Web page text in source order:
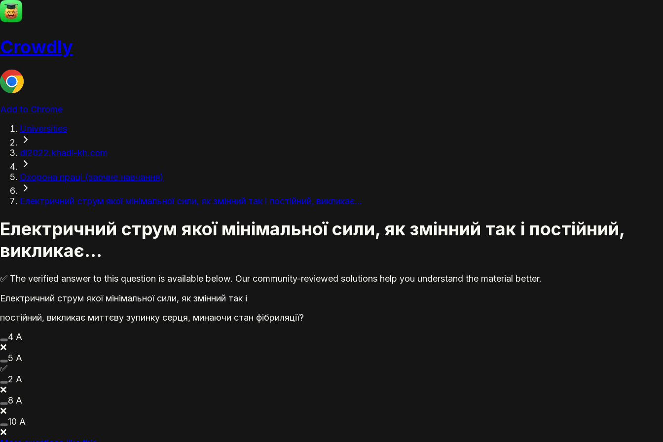
Crowdly
Add to Chrome
Universities
dl2022.khadi-kh.com
Охорона праці (заочне навчання)
Електричний струм якої мінімальної сили, як змінний так і постійний, викликає...
Електричний струм якої мінімальної сили, як змінний так і постійний,
викликає...
✅ The verified answer to this question is available below. Our community-reviewed solutions help you understand the material better.
Електричний струм якої мінімальної сили, як змінний так і
постійний, викликає миттєву зупинку серця, минаючи стан фібриляції?
4 А
❌
5 А
✅
2 А
❌
8 А
❌
10 А
❌